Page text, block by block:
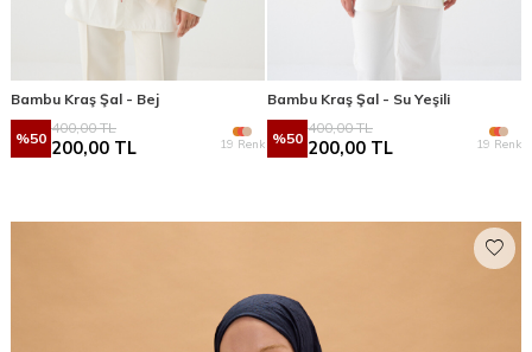
Bambu Kraş Şal - Bej
%50
400,00TL
200,00 TL 19 Renk
Bambu Kraş Şal - Su Yeşili
%50
400,00TL
200,00 TL 19 Renk